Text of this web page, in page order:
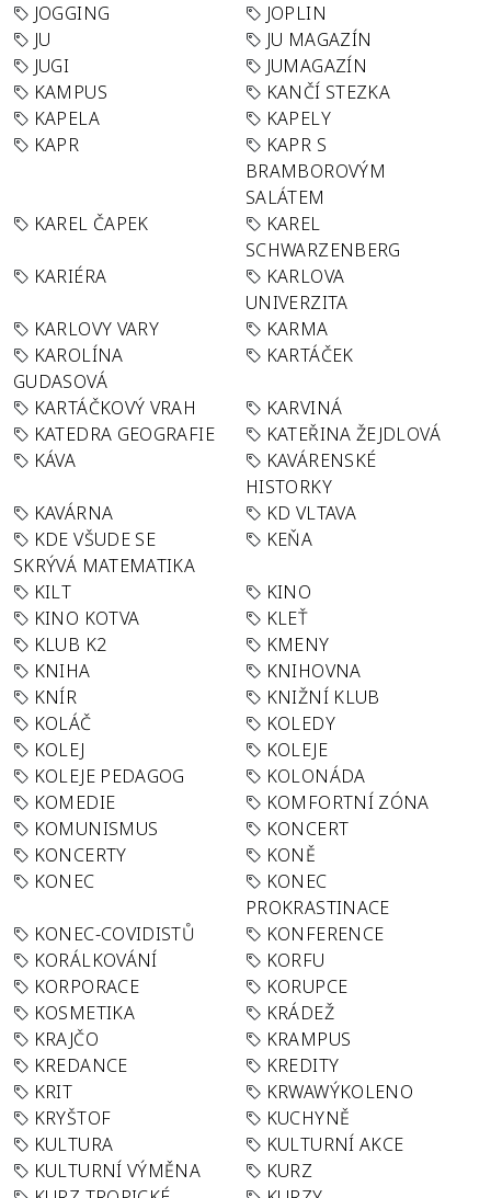
JOGGING
JOPLIN
JU
JU MAGAZÍN
JUGI
JUMAGAZÍN
KAMPUS
KANČÍ STEZKA
KAPELA
KAPELY
KAPR
KAPR S
BRAMBOROVÝM
SALÁTEM
KAREL ČAPEK
KAREL
SCHWARZENBERG
KARIÉRA
KARLOVA
UNIVERZITA
KARLOVY VARY
KARMA
KAROLÍNA
GUDASOVÁ
KARTÁČEK
KARTÁČKOVÝ VRAH
KARVINÁ
KATEDRA GEOGRAFIE
KATEŘINA ŽEJDLOVÁ
KÁVA
KAVÁRENSKÉ
HISTORKY
KAVÁRNA
KD VLTAVA
KDE VŠUDE SE
SKRÝVÁ MATEMATIKA
KEŇA
KILT
KINO
KINO KOTVA
KLEŤ
KLUB K2
KMENY
KNIHA
KNIHOVNA
KNÍR
KNIŽNÍ KLUB
KOLÁČ
KOLEDY
KOLEJ
KOLEJE
KOLEJE PEDAGOG
KOLONÁDA
KOMEDIE
KOMFORTNÍ ZÓNA
KOMUNISMUS
KONCERT
KONCERTY
KONĚ
KONEC
KONEC
PROKRASTINACE
KONEC-COVIDISTŮ
KONFERENCE
KORÁLKOVÁNÍ
KORFU
KORPORACE
KORUPCE
KOSMETIKA
KRÁDEŽ
KRAJČO
KRAMPUS
KREDANCE
KREDITY
KRIT
KRWAWÝKOLENO
KRYŠTOF
KUCHYNĚ
KULTURA
KULTURNÍ AKCE
KULTURNÍ VÝMĚNA
KURZ